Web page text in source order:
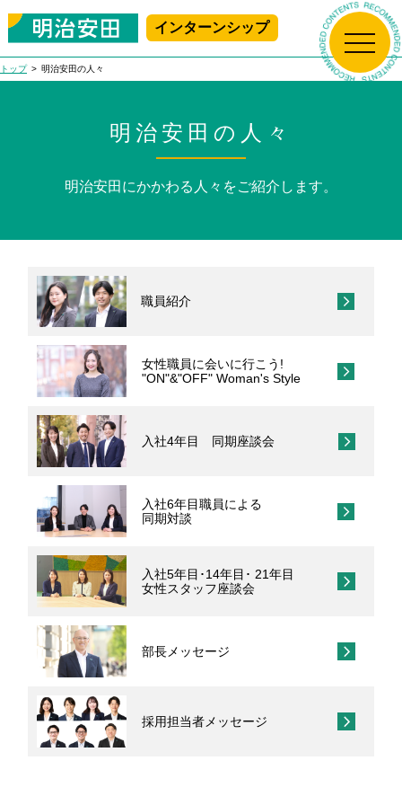
インターンシップ
新規プレエントリー マイページログイン
トップ
生保の学校 Top
はじめて学ぶ！
生命保険ビジネス基礎講座
MEIJIYASUDA インターンシップ 2025
明治安田について
社長メッセージ
会社概要
沿革
私たちの想い
明治安田ブランドステートメント
明治安田フィロソフィー
11の働くフィールド
多様な人財が活躍する会社
明治安田ブランドサイト
明治安田Ｊリーグ
明治安田の人々 Top
職員紹介
女性職員に会いに行こう！
女性職員に会いに行こう！
"ON"&"OFF" Woman's Style
入社6年目職員による
同期対談
入社5年目･14年目･ 21年目
女性スタッフ座談会
採用担当者メッセージ
採用情報
採用情報 Top
職種とキャリア
募集要項・応募(エントリー)方法
Q&A
トップ 明治安田の人々
明治安田の人々
明治安田にかかわる人々をご紹介します。
職員紹介
女性職員に会いに行こう!
"ON"&"OFF" Woman's Style
入社4年目 同期座談会
入社6年目職員による
同期対談
入社5年目･14年目･ 21年目
女性スタッフ座談会
部長メッセージ
採用担当者メッセージ